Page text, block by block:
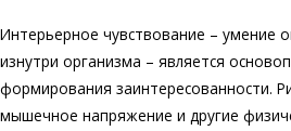
Интерьерное чувствование – умение
изнутри организма – является
формирования заинтересованности.
мышечное напряжение и другие